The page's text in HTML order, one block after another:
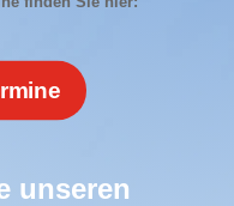
unseren